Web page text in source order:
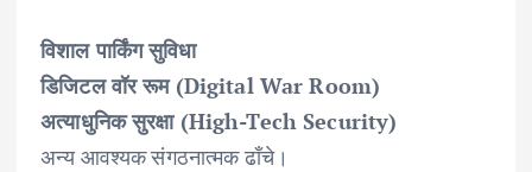
विशाल पार्किंग सुविधा
डिजिटल वॉर रूम (Digital War Room)
अत्याधुनिक सुरक्षा (High-Tech Security)
अन्य आवश्यक संगठनात्मक ढाँचे।